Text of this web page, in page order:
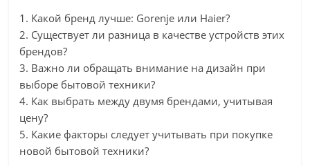
1. Какой бренд лучше: Gorenje или Haier?
2. Существует ли разница в качестве устройств этих
брендов?
3. Важно ли обращать внимание на дизайн при
выборе бытовой техники?
4. Как выбрать между двумя брендами, учитывая
цену?
5. Какие факторы следует учитывать при покупке
новой бытовой техники?